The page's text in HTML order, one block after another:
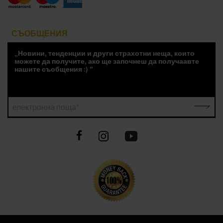
СЪОБЩЕНИЯ
„Новини, тенденции и други страхотни неща, които
можете да получите, ако ще започнеш да получаавте
нашите съобщения :) "